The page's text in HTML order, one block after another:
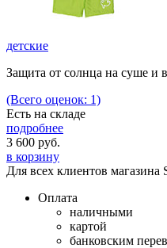
детские
Защита от солнца на суше и
(Всего оценок: 1)
Есть на складе
подробнее
3 600 руб.
в корзину
Для всех клиентов магазина
Оплата
наличными
картой
банковским